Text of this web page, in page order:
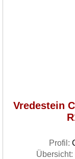
Vredestein
Profil:
Übersicht: